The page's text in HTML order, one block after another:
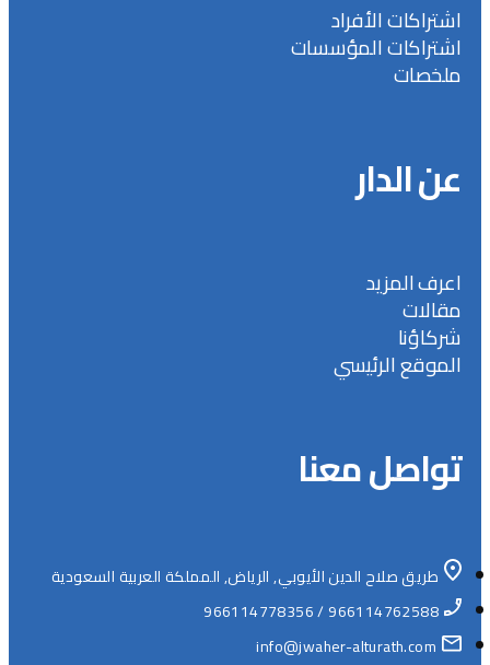
اشتراكات الأفراد
اشتراكات المؤسسات
ملخصات
عن الدار
اعرف المزيد
مقالات
شركاؤنا
الموقع الرئيسي
تواصل معنا
طريق صلاح الدين الأيوبي, الرياض, المملكة العربية السعودية
966114762588 / 966114778356
info@jwaher-alturath.com